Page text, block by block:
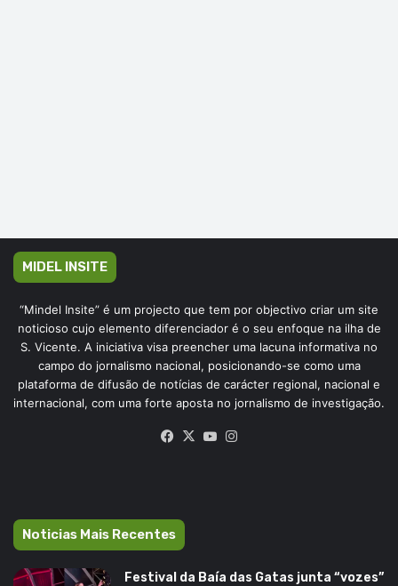
MIDEL INSITE
“Mindel Insite” é um projecto que tem por objectivo criar um site
noticioso cujo elemento diferenciador é o seu enfoque na ilha de
S. Vicente. A iniciativa visa preencher uma lacuna informativa no
campo do jornalismo nacional, posicionando-se como uma
plataforma de difusão de notícias de carácter regional, nacional e
internacional, com uma forte aposta no jornalismo de investigação.
Facebook
X YouTube
Noticias Mais Recentes
Festival da Baía das Gatas junta “vozes”